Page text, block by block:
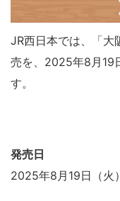
JR西日本では、「大
売を、2025年8月19
す。
発売日
2025年8月19日（火